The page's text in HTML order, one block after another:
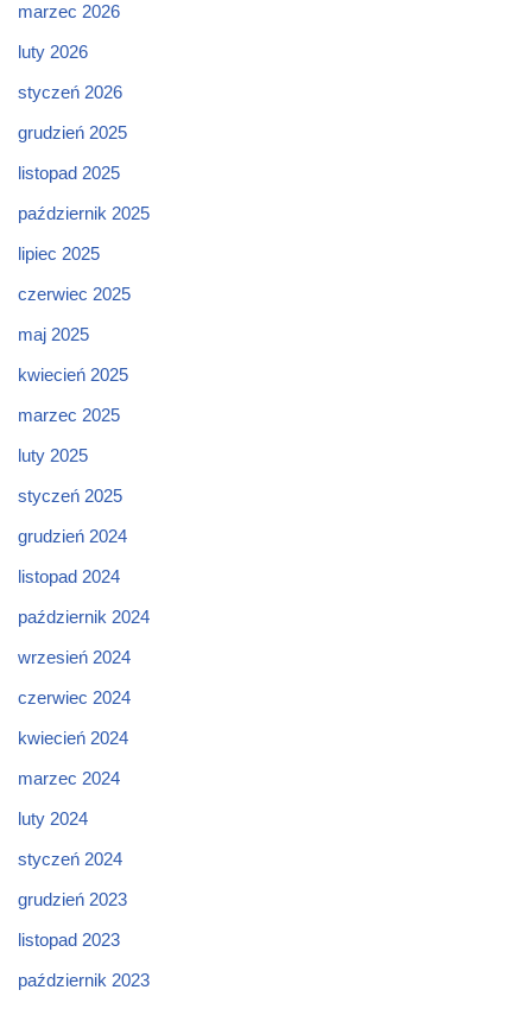
marzec 2026
luty 2026
styczeń 2026
grudzień 2025
listopad 2025
październik 2025
lipiec 2025
czerwiec 2025
maj 2025
kwiecień 2025
marzec 2025
luty 2025
styczeń 2025
grudzień 2024
listopad 2024
październik 2024
wrzesień 2024
czerwiec 2024
kwiecień 2024
marzec 2024
luty 2024
styczeń 2024
grudzień 2023
listopad 2023
październik 2023